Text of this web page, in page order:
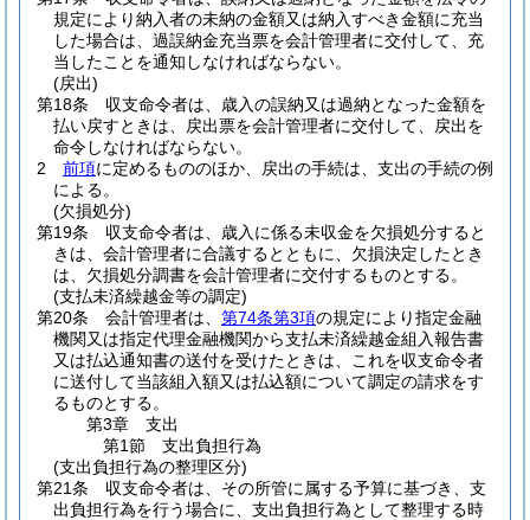
規定により納入者の未納の金額又は納入すべき金額に充当
した場合は、過誤納金充当票を会計管理者に交付して、充
当したことを通知しなければならない。
(戻出)
第18条
収支命令者は、歳入の誤納又は過納となった金額を
払い戻すときは、戻出票を会計管理者に交付して、戻出を
命令しなければならない。
2
前項に定めるもののほか、戻出の手続は、支出の手続の例
による。
(欠損処分)
第19条
収支命令者は、歳入に係る未収金を欠損処分すると
きは、会計管理者に合議するとともに、欠損決定したとき
は、欠損処分調書を会計管理者に交付するものとする。
(支払未済繰越金等の調定)
第20条
会計管理者は、 第74条第3項の規定により指定金融
機関又は指定代理金融機関から支払未済繰越金組入報告書
又は払込通知書の送付を受けたときは、これを収支命令者
に送付して当該組入額又は払込額について調定の請求をす
るものとする。
第3章
支出
第1節
支出負担行為
(支出負担行為の整理区分)
第21条
収支命令者は、その所管に属する予算に基づき、支
出負担行為を行う場合に、支出負担行為として整理する時